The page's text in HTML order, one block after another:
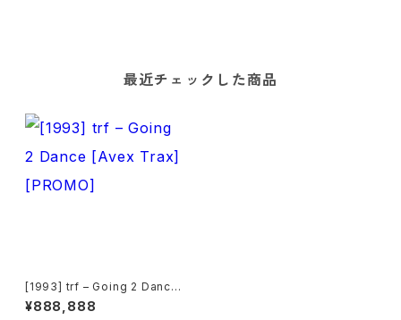
最近チェックした商品
[1993] trf – Going 2 Dance
[Avex Trax][PROMO]
¥888,888